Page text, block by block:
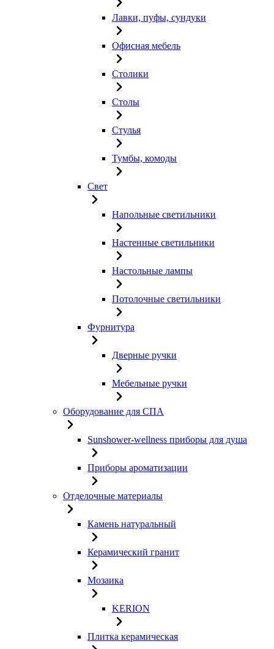
Лавки, пуфы, сундуки
Офисная мебель
Столики
Столы
Стулья
Тумбы, комоды
Свет
Напольные светильники
Настенные светильники
Настольные лампы
Потолочные светильники
Фурнитура
Дверные ручки
Мебельные ручки
Оборудование для СПА
Sunshower-wellness приборы для душа
Приборы ароматизации
Отделочные материалы
Камень натуральный
Керамический гранит
Мозаика
KERION
Плитка керамическая